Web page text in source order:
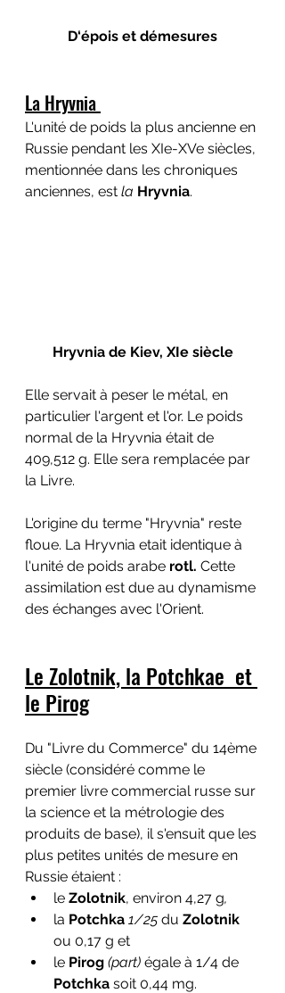
D‘épois et démesures
La Hryvnia
L'unité de poids la plus ancienne en
Russie pendant les XIe-XVe siècles,
mentionnée dans les chroniques
anciennes, est la Hryvnia.
Hryvnia de Kiev, XIe siècle
Elle servait à peser le métal, en
particulier l'argent et l'or. Le poids
normal de la Hryvnia était de
409,512 g. Elle sera remplacée par
la Livre.
L'origine du terme "Hryvnia" reste
floue. La Hryvnia etait identique à
l'unité de poids arabe rotl. Cette
assimilation est due au dynamisme
des échanges avec l'Orient.
Le Zolotnik, la Potchkae  et
le Pirog
Du "Livre du Commerce" du 14ème
siècle (considéré comme le
premier livre commercial russe sur
la science et la métrologie des
produits de base), il s'ensuit que les
plus petites unités de mesure en
Russie étaient :
le Zolotnik, environ 4,27 g,
la Potchka 1/25 du Zolotnik
ou 0,17 g et
le Pirog (part) égale à 1/4 de
Potchka soit 0,44 mg.